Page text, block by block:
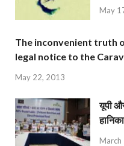
May
The inconvenient truth
legal notice to the
May 22, 2013
यूपी
March